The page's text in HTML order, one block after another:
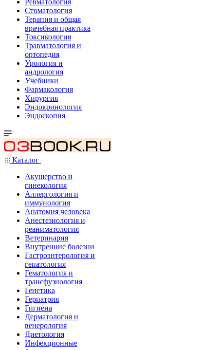
Ревматология
Стоматология
Терапия и общая
врачебная практика
Токсикология
Травматология и
ортопедия
Урология и
андрология
Учебники
Фармакология
Хирургия
Эндокринология
Эндоскопия
Каталог
Акушерство и
гинекология
Аллергология и
иммунология
Анатомия человека
Анестезиология и
реаниматология
Ветеринария
Внутренние болезни
Гастроэнтерология и
гепатология
Гематология и
трансфузиология
Генетика
Гериатрия
Гигиена
Дерматология и
венерология
Диетология
Инфекционные